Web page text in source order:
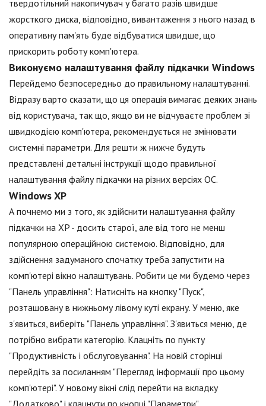
твердотільний накопичувач у багато разів швидше
жорсткого диска, відповідно, вивантаження з нього назад в
оперативну пам'ять буде відбуватися швидше, що
прискорить роботу комп'ютера.
Виконуємо налаштування файлу підкачки Windows
Перейдемо безпосередньо до правильному налаштуванні.
Відразу варто сказати, що ця операція вимагає деяких знань
від користувача, так що, якщо ви не відчуваєте проблем зі
швидкодією комп'ютера, рекомендується не змінювати
системні параметри. Для решти ж нижче будуть
представлені детальні інструкції щодо правильної
налаштування файлу підкачки на різних версіях ОС.
Windows XP
А почнемо ми з того, як здійснити налаштування файлу
підкачки на XP - досить старої, але від того не менш
популярною операційною системою. Відповідно, для
здійснення задуманого спочатку треба запустити на
комп'ютері вікно налаштувань. Робити це ми будемо через
"Панель управління": Натисніть на кнопку "Пуск",
розташовану в нижньому лівому куті екрану. У меню, яке
з'явиться, виберіть "Панель управління". З'явиться меню, де
потрібно вибрати категорію. Клацніть по пункту
"Продуктивність і обслуговування". На новій сторінці
перейдіть за посиланням "Перегляд інформації про цьому
комп'ютері". У новому вікні слід перейти на вкладку
"Додатково" і клацнути по кнопці "Параметри",